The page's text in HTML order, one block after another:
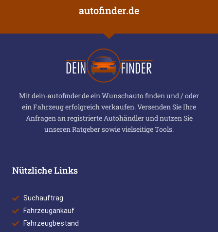
autofinder.de
Mit dein-autofinder.de ein Wunschauto finden und / oder
ein Fahrzeug erfolgreich verkaufen. Versenden Sie Ihre
Anfragen an registrierte Autohändler und nutzen Sie
unseren Ratgeber sowie vielseitige Tools.
Nützliche Links
Suchauftrag
Fahrzeugankauf
Fahrzeugbestand